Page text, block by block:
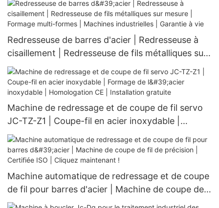
de coupe de fil | Formation gratuite incluse
Redresseuse de barres d'acier | Redresseuse à
cisaillement | Redresseuse de fils métalliques sur
mesure | Formage multi-formes | Machines
industrielles | Garantie à vie
Machine de redressage et de coupe de fil servo
JC-TZ-Z1 | Coupe-fil en acier inoxydable |
Formage de l'acier inoxydable | Homologation CE
| Installation gratuite
Machine automatique de redressage et de coupe
de fil pour barres d'acier | Machine de coupe de
fil de précision | Certifiée ISO | Cliquez